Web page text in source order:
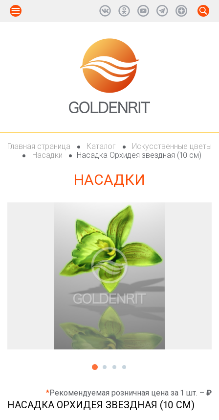
Главная страница Каталог
Искусственные цветы
Насадки
Насадка Орхидея звездная (10 см)
НАСАДКИ
*Рекомендуемая розничная цена за 1 шт. – ₽
НАСАДКА ОРХИДЕЯ ЗВЕЗДНАЯ (10 СМ)